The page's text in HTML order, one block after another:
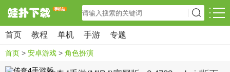
首页 教程 单机 手游 专题
首页 > 安卓游戏 > 角色扮演